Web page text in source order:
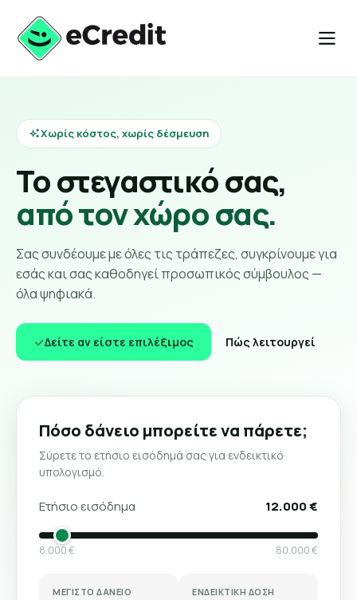
Χωρίς κόστος, χωρίς δέσμευση
Το στεγαστικό σας,
από τον χώρο σας.
Σας συνδέουμε με όλες τις τράπεζες, συγκρίνουμε για
εσάς και σας καθοδηγεί προσωπικός σύμβουλος —
όλα ψηφιακά.
Δείτε αν είστε επιλέξιμος Πώς λειτουργεί
Πόσο δάνειο μπορείτε να πάρετε;
Σύρετε το ετήσιο εισόδημά σας για ενδεικτικό
υπολογισμό.
Ετήσιο εισόδημα 12.000 €
8.000 € 80.000 €
ΜΕΓΙΣΤΟ ΔΑΝΕΙΟ ΕΝΔΕΙΚΤΙΚΗ ΔΟΣΗ